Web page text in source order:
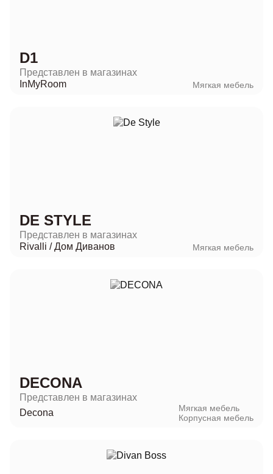
D1
Представлен в магазинах
InMyRoom
Мягкая мебель
DE STYLE
Представлен в магазинах
Rivalli /Дом Диванов Мягкая мебель
DECONA
Представлен в магазинах
Decona
Мягкая мебель
Корпусная мебель